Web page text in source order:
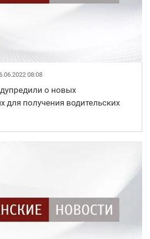
08:08
о новых
для получения водительских